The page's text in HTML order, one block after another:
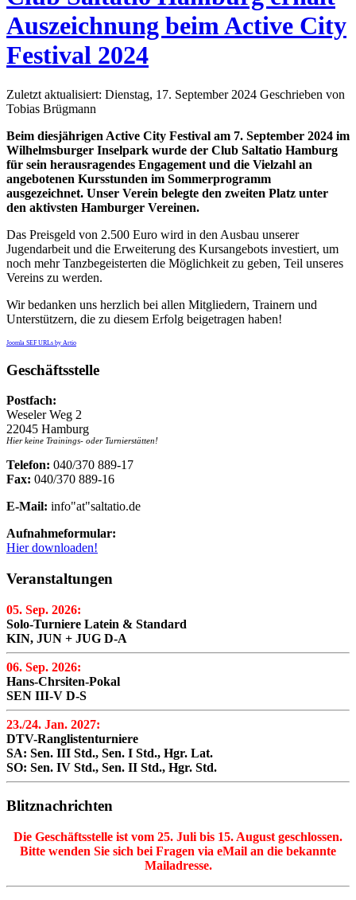
Auszeichnung beim Active City
Festival 2024
Zuletzt aktualisiert: Dienstag, 17. September 2024 Geschrieben von
Tobias Brügmann
Beim diesjährigen Active City Festival am 7. September 2024 im
Wilhelmsburger Inselpark wurde der Club Saltatio Hamburg
für sein herausragendes Engagement und die Vielzahl an
angebotenen Kursstunden im Sommerprogramm
ausgezeichnet. Unser Verein belegte den zweiten Platz unter
den aktivsten Hamburger Vereinen.
Das Preisgeld von 2.500 Euro wird in den Ausbau unserer
Jugendarbeit und die Erweiterung des Kursangebots investiert, um
noch mehr Tanzbegeisterten die Möglichkeit zu geben, Teil unseres
Vereins zu werden.
Wir bedanken uns herzlich bei allen Mitgliedern, Trainern und
Unterstützern, die zu diesem Erfolg beigetragen haben!
Joomla SEF URLs by Artio
Geschäftsstelle
Postfach:
Weseler Weg 2
22045 Hamburg
Hier keine Trainings- oder Turnierstätten!
Telefon: 040/370 889-17
Fax: 040/370 889-16
E-Mail: info"at"saltatio.de
Aufnahmeformular:
Hier downloaden!
Veranstaltungen
05. Sep. 2026:
Solo-Turniere Latein & Standard
KIN, JUN + JUG D-A
06. Sep. 2026:
Hans-Chrsiten-Pokal
SEN III-V D-S
23./24. Jan. 2027:
DTV-Ranglistenturniere
SA: Sen. III Std., Sen. I Std., Hgr. Lat.
SO: Sen. IV Std., Sen. II Std., Hgr. Std.
Blitznachrichten
Die Geschäftsstelle ist vom 25. Juli bis 15. August geschlossen.
Bitte wenden Sie sich bei Fragen via eMail an die bekannte
Mailadresse.